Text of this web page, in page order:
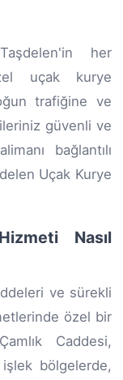
her
uçak kurye
trafiğine ve
güvenli ve
bağlantılı
Uçak Kurye
Nasıl
ve sürekli
özel bir
Caddesi,
bölgelerde,